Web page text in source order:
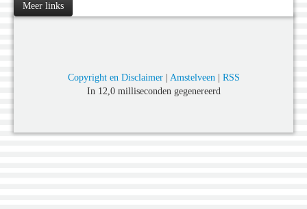
Meer links
Copyright en Disclaimer| Amstelveen| RSS
In 12,0 milliseconden gegenereerd